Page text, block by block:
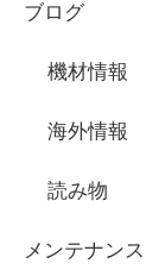
ブログ
機材情報
海外情報
読み物
メンテナンス